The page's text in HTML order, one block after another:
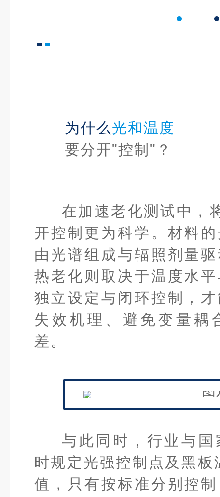
为什么光和温 度
要分开"控制"？
在加速老化测试中，
开控制更为科学。材料
由光谱组成与辐照剂量
热老化则取决于温度水
独立设定与闭环控制，
失效机理、避免变量耦
差。
与此同时，行业与
时规定光强控制点及黑
值，只有按标准分别控